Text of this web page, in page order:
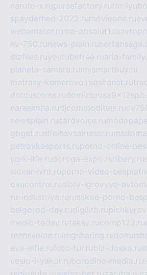
naruto-x.rupursefactory.rutor-
spayderhed-2022.ru movieone.ru
webamator.ru ma-absolut1.ru
nv-750.ru news-plain.ru
dizfiles.ruyoutubefree.ruaria-
planeta-samara.ru mysmartbuy.ru
matrasy-kemerovo.ruashanet.ru
dotcustoms.ru
narasimha.rudjcommodities.ru
newsplain.rucardvoice.ru
gbget.rualfeihavsalnassr.ru
petrovkasports.ruporno-online-
york-life.rudoroga-expo.ru ribery.ru
slovar-ivrit.ruporno-video-
ovucontrol.rusloty-igrovyye-
ru-industriya.ru russkoe-porno-
belgorod-day.rudigilith.ru
medic-today.rutaksu.rucomp123.ru
teensvoice.ru imgsharing.ru
eva-elfie.rufoto-tur.rubiz-doska.ru
veslo-i-yakor.ruborodino-media.ru